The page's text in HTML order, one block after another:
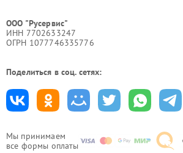
Мы принимаем
все формы оплаты
ООО "Русервис"
ИНН 7702633247
ОГРН 1077746335776
Поделиться в соц. сетях: